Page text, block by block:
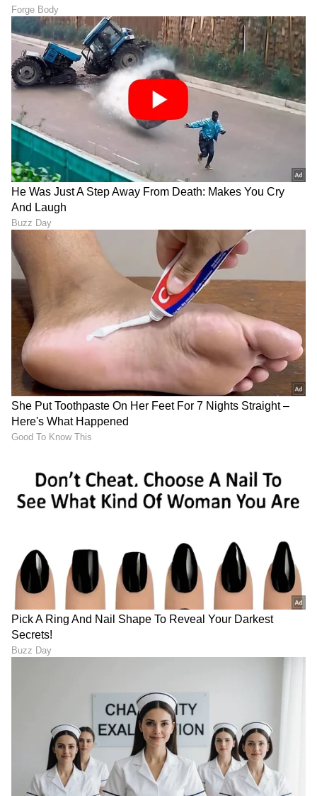
LATEST VIDEOS
"ರಾಜಕೀಯ ಬೇಡ, ಸಿನಿಮಾನೇ ಪ್ರಾಣ":
ಕನಕೋತ್ಸವದಲ್ಲಿ ರಿಷಬ್ ಶೆಟ್ಟಿ | Rishab
Shetty speech | Suvarna News
ಶೇ.50 ರಿಂದ ಶೇ.18 ಕ್ಕೆ TAX ಇಳಿಕೆ: ಮೋದಿ-
ಟ್ರಂಪ್ ಐತಿಹಾಸಿಕ ಒಪ್ಪಂದ | India US
Trade Deal | Party Rounds